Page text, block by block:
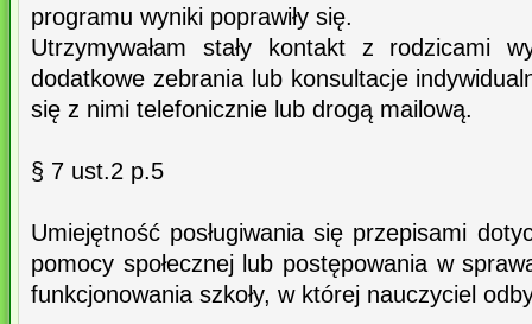
programu wyniki poprawiły się.
Utrzymywałam stały kontakt z rodzicami
dodatkowe zebrania lub konsultacje
się z nimi telefonicznie lub drogą mailową.
§ 7 ust.2 p.5
Umiejętność posługiwania się przepisami
pomocy społecznej lub postępowania w
funkcjonowania szkoły, w której nauczyciel